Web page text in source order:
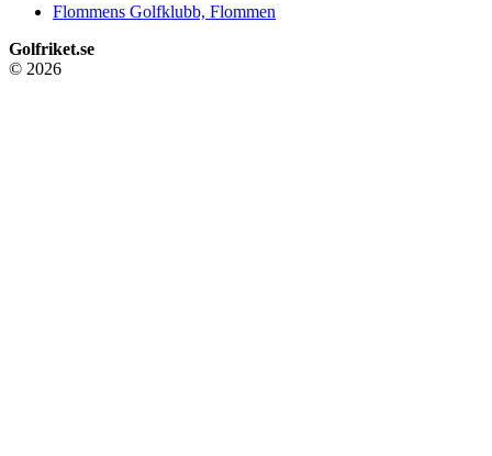
Flommens Golfklubb, Flommen
Golfriket.se
© 2026